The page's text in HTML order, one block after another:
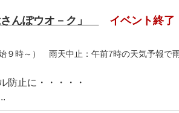
さんぽウオ－ク」 イベント終了
９時～） 雨天中止：午前7時の天気予報で
防止に・・・・・